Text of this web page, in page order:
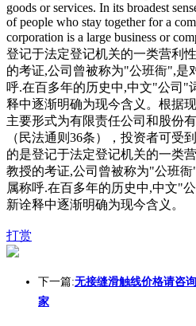
goods or services. In its broadest
of people who stay together for a
corporation is a large business or
登记于法定登记机关的一类营利
的考证,公司曾被称为"公班衙",是
呼.在百多年的历史中,中文"公司"
释中逐渐明确为现今含义。根据
主要形式为有限责任公司和股份
（民法通则36条），投资者可受
的是登记于法定登记机关的一类
教授的考证,公司曾被称为"公班
属称呼.在百多年的历史中,中文"
新诠释中逐渐明确为现今含义。
打赏
下一篇:无接缝滑触线价格请咨
家